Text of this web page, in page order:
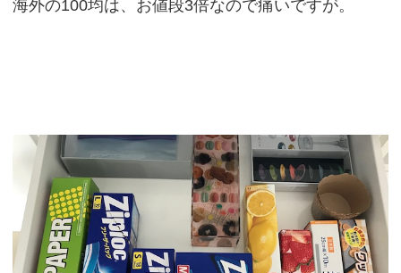
海外の100均は、お値段3倍なので痛いですが。